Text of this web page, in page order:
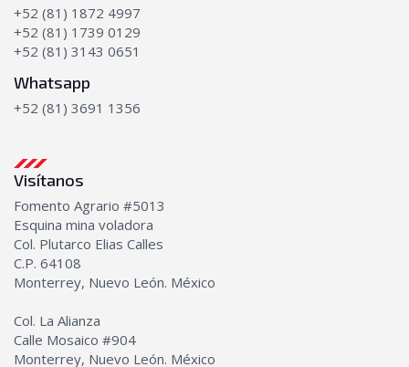
+52 (81) 1872 4997
+52 (81) 1739 0129
+52 (81) 3143 0651
Whatsapp
+52 (81) 3691 1356
Visítanos
Fomento Agrario #5013
Esquina mina voladora
Col. Plutarco Elias Calles
C.P. 64108
Monterrey, Nuevo León. México
Col. La Alianza
Calle Mosaico #904
Monterrey, Nuevo León. México